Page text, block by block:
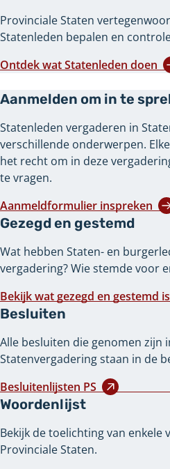
Provinciale Staten
Statenleden bepalen en
Ontdek wat Statenleden doen
Aanmelden om in te
Statenleden vergaderen in
verschillende onderwerpen.
het recht om in deze
te vragen.
Aanmeldformulier inspreken
Gezegd en gestemd
Wat hebben Staten- en
vergadering? Wie stemde voor
Bekijk wat gezegd en gestemd
Besluiten
Alle besluiten die genomen zijn
Statenvergadering staan in de
Besluitenlijsten PS
Woordenlijst
Bekijk de toelichting van
Provinciale Staten.